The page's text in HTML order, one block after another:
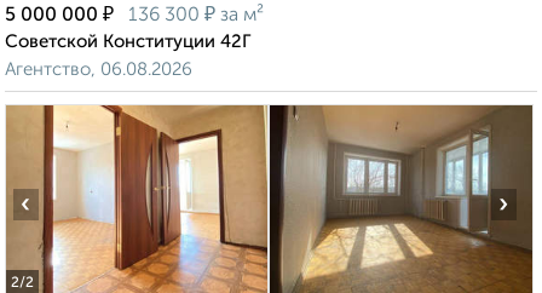
5 000 000 ₽ 136 300 ₽ за м²
Советской Конституции 42Г
Агентство, 06.08.2026
2/2
‹ ›